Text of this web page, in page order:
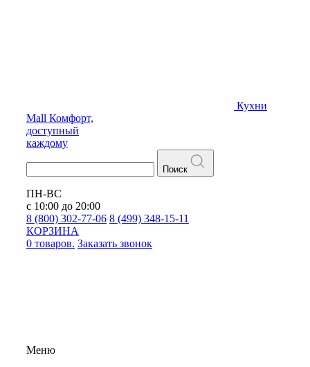
Кухни
Mall Комфорт,
доступный
каждому
Поиск
ПН-ВС
с 10:00 до 20:00
8 (800) 302-77-06 8 (499) 348-15-11
КОРЗИНА
0 товаров. Заказать звонок
Меню